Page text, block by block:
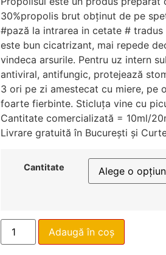
30%propolis brut obținut de pe
#pază la intrarea in cetate #
este bun cicatrizant, mai repede
vindeca arsurile. Pentru uz intern
antiviral, antifungic, protejează
3 ori pe zi amestecat cu miere, pe
foarte fierbinte. Sticluța vine cu
Cantitate comercializată = 10ml/
Livrare gratuită în București și
Cantitate
Adaugă în coș